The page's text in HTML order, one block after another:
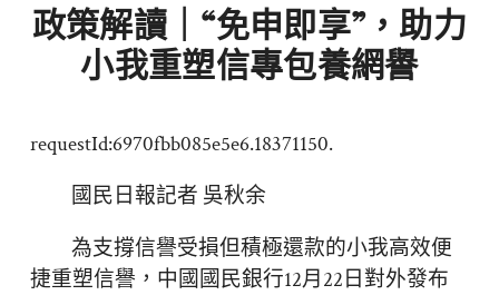
政策解讀｜“免申即享”，助力
小我重塑信專包養網譽
requestId:6970fbb085e5e6.18371150.
國民日報記者 吳秋余
為支撐信譽受損但積極還款的小我高效便
捷重塑信譽，中國國民銀行12月22日對外發布